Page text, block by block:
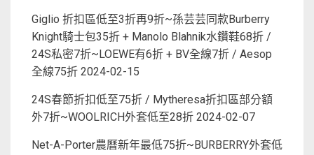
Giglio 折扣區低至3折再9折~孫芸芸同款Burberry
Knight騎士包35折 + Manolo Blahnik水鑽鞋68折 /
24S私密7折~LOEWE有6折 + BV全線7折 / Aesop
全線75折 2024-02-15
24S春節折扣低至75折 / Mytheresa折扣區部分額
外7折~WOOLRICH外套低至28折 2024-02-07
Net-A-Porter農曆新年最低75折~BURBERRY外套低